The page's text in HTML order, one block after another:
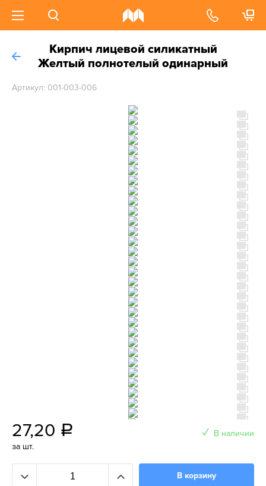
Кирпич лицевой силикатный
Желтый полнотелый одинарный
Артикул: 001-003-006
27,20 a
за шт.
В наличии
В корзину